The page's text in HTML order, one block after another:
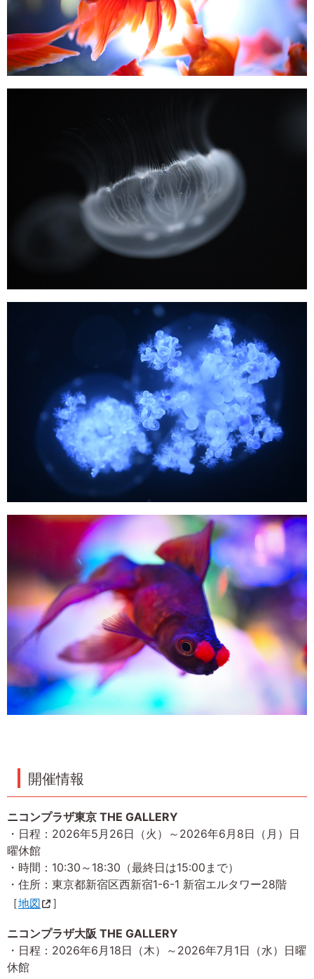
開催情報
ニコンプラザ東京 THE GALLERY
・日程：2026年5月26日（火）～2026年6月8日（月）日
曜休館
・時間：10:30～18:30（最終日は15:00まで）
・住所：東京都新宿区西新宿1-6-1 新宿エルタワー28階
［地図 ］
ニコンプラザ大阪 THE GALLERY
・日程：2026年6月18日（木）～2026年7月1日（水）日曜
休館